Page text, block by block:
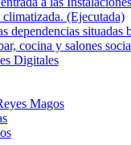
climatizada. (Ejecutada)
dependencias
cocina y salones
Digitales
Magos